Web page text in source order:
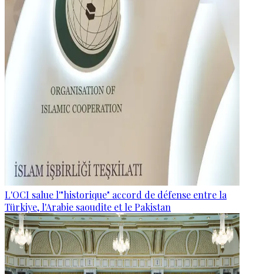
L'OCI salue l'"historique" accord de défense entre la
Türkiye, l'Arabie saoudite et le Pakistan